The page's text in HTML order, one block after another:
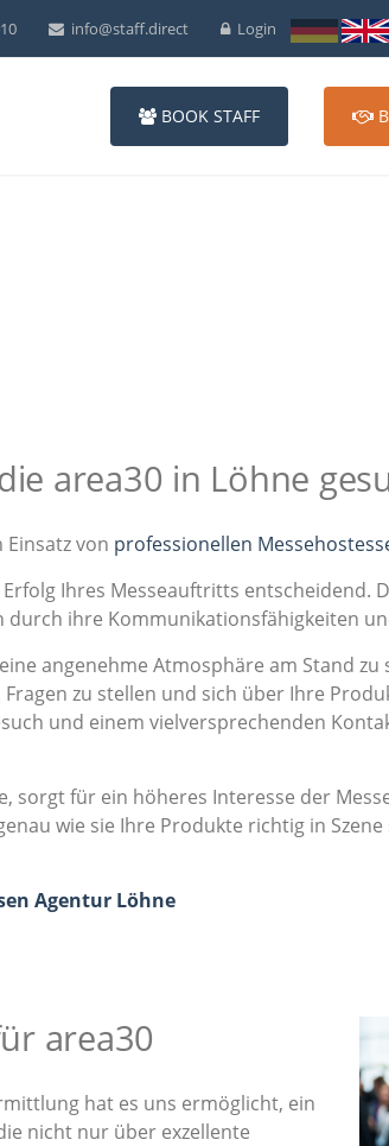
info@staff.direct Login
BOOK STAFF
area30 in Löhne
von professionellen
Ihres Messeauftritts entscheidend.
ihre Kommunikationsfähigkeiten
angenehme Atmosphäre am Stand
zu stellen und sich über Ihre
und einem vielversprechenden
für ein höheres Interesse der
wie sie Ihre Produkte richtig in
Agentur Löhne
area30
hat es uns ermöglicht, ein
nicht nur über exzellente